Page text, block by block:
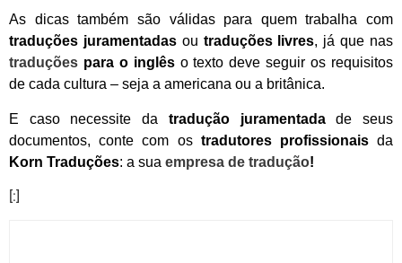
As dicas também são válidas para quem trabalha com
traduções juramentadasou traduções livres, já que nas
traduções para o inglêso texto deve seguir os requisitos
de cada cultura – seja a americana ou a britânica.
E caso necessite da tradução juramentadade seus
documentos, conte com os tradutores profissionaisda
Korn Traduções: a sua empresa de tradução!
[:]